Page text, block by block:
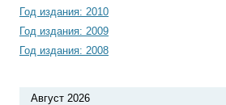
Год издания: 2010
Год издания: 2009
Год издания: 2008
Август 2026